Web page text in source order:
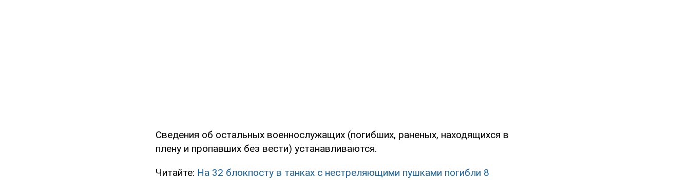
Сведения об остальных военнослужащих (погибших, раненых, находящихся в
плену и пропавших без вести) устанавливаются.
Читайте: На 32 блокпосту в танках с нестреляющими пушками погибли 8